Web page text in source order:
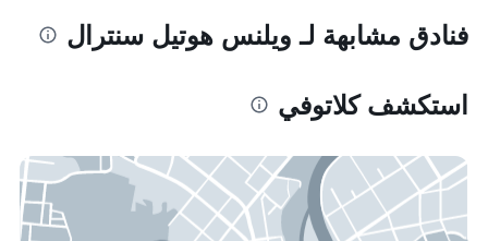
فنادق مشابهة لـ ويلنس هوتيل سنترال
استكشف كلاتوفي